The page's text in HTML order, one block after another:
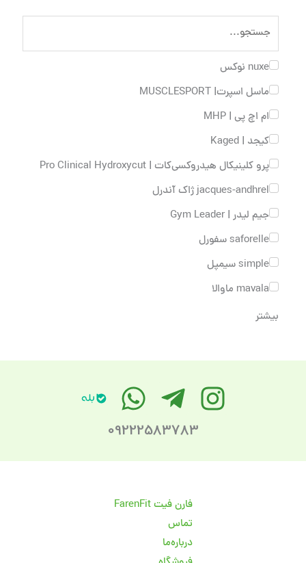
nuxe نوکس
ماسل اسپرت| MUSCLESPORT
ام اچ پی | MHP
کیجد | Kaged
پرو کلینیکال هیدروکسی‌کات | Pro Clinical Hydroxycut
jacques-andhrel ژاک آندرل
جیم لیدر | Gym Leader
saforelle سفورل
simple سیمپل
mavala ماوالا
بیشتر
09222583783
فارن فیت FarenFit
تماس
درباره‌ما